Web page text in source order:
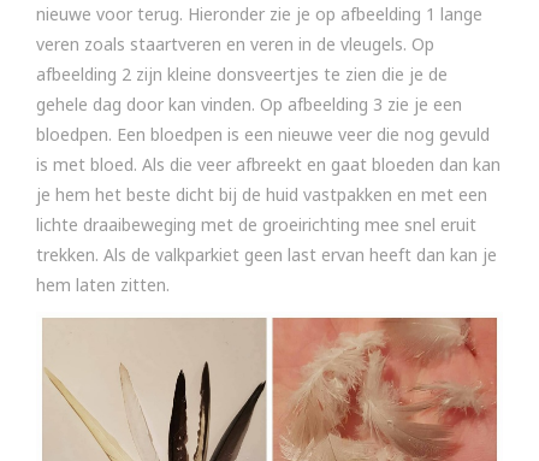
nieuwe voor terug. Hieronder zie je op afbeelding 1 lange
veren zoals staartveren en veren in de vleugels. Op
afbeelding 2 zijn kleine donsveertjes te zien die je de
gehele dag door kan vinden. Op afbeelding 3 zie je een
bloedpen. Een bloedpen is een nieuwe veer die nog gevuld
is met bloed. Als die veer afbreekt en gaat bloeden dan kan
je hem het beste dicht bij de huid vastpakken en met een
lichte draaibeweging met de groeirichting mee snel eruit
trekken. Als de valkparkiet geen last ervan heeft dan kan je
hem laten zitten.